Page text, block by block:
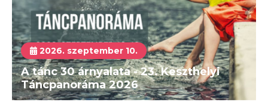
2026. szeptember 10.
A tánc 30 árnyalata - 23. Keszthelyi
Táncpanoráma 2026